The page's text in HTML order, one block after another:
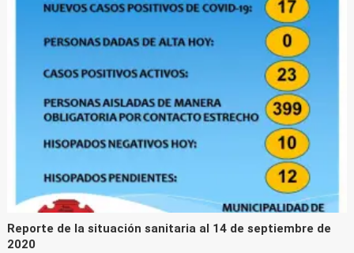
Reporte de la situación sanitaria al 14 de septiembre de
2020